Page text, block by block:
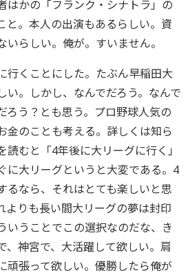
はかの「フランク・シナトラ」の
と。本人の出演もあるらしい。資
らしい。俺が。すいません。
行くことにした。たぶん早稲田大
い。しかし、なんでだろう。なんで
ろう？とも思う。プロ野球人気の
金のことも考える。詳しくは知ら
むと「4年後に大リーグに行く」
に大リーグというと大変である。4
るなら、それはとても楽しいと思
よりも長い間大リーグの夢は封印
いうことでこの選択なのだな、き
、神宮で、大活躍して欲しい。肩
頑張って欲しい。優勝したら俺が